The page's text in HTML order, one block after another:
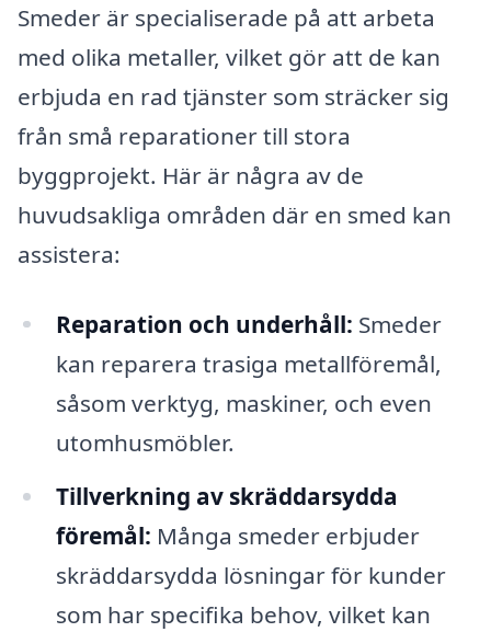
Smeder är specialiserade på att arbeta
med olika metaller, vilket gör att de kan
erbjuda en rad tjänster som sträcker sig
från små reparationer till stora
byggprojekt. Här är några av de
huvudsakliga områden där en smed kan
assistera:
Reparation och underhåll: Smeder
kan reparera trasiga metallföremål,
såsom verktyg, maskiner, och even
utomhusmöbler.
Tillverkning av skräddarsydda
föremål: Många smeder erbjuder
skräddarsydda lösningar för kunder
som har specifika behov, vilket kan